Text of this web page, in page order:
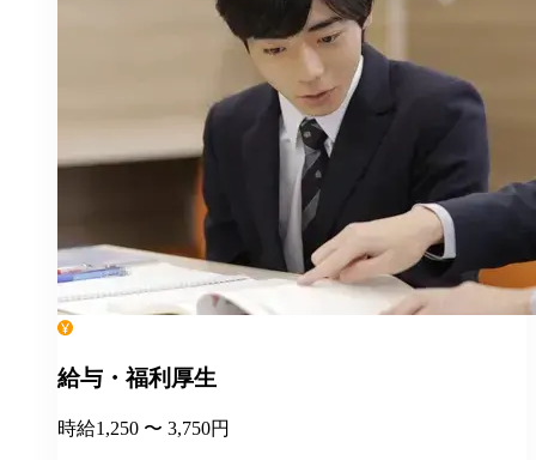
給与・福利厚生
時給1,250 〜 3,750円